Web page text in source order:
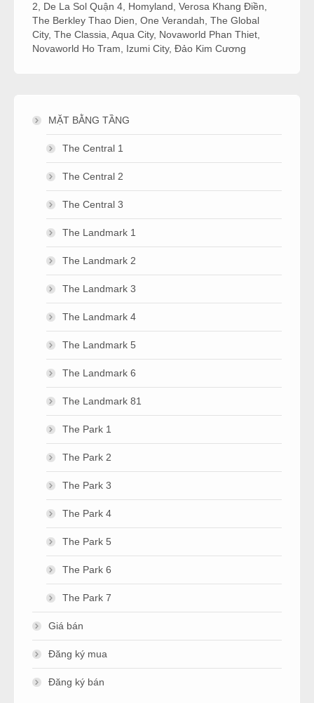
2
De La Sol Quận 4 Homyland Verosa Khang Điền
The Berkley Thao Dien One Verandah The Global
City, The Classia Aqua City, Novaworld Phan Thiet
Novaworld Ho Tram
Izumi City, Đảo Kim Cương
MẶT BẰNG TẦNG
The Central 1
The Central 2
The Central 3
The Landmark 1
The Landmark 2
The Landmark 3
The Landmark 4
The Landmark 5
The Landmark 6
The Landmark 81
The Park 1
The Park 2
The Park 3
The Park 4
The Park 5
The Park 6
The Park 7
Giá bán
Đăng ký mua
Đăng ký bán